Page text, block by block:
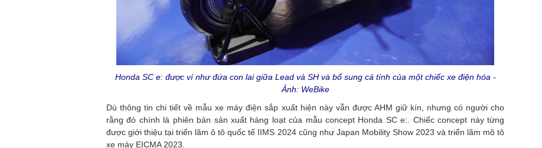
Honda SC e: được ví như đứa con lai giữa Lead và SH và bổ sung cá tính của một chiếc xe điện hóa -
Ảnh: WeBike
Dù thông tin chi tiết về mẫu xe máy điện sắp xuất hiện này vẫn được AHM giữ kín, nhưng có người cho
rằng đó chính là phiên bản sản xuất hàng loạt của mẫu concept Honda SC e:. Chiếc concept này từng
được giới thiệu tại triển lãm ô tô quốc tế IIMS 2024 cũng như Japan Mobility Show 2023 và triển lãm mô tô
xe máy EICMA 2023.